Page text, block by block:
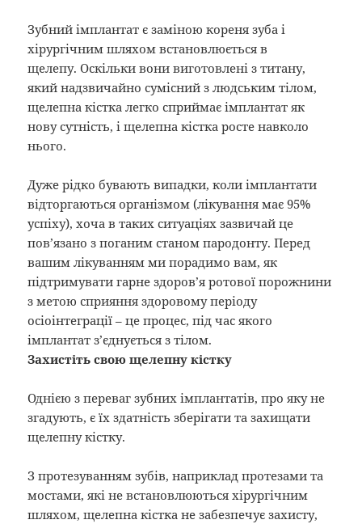
Зубний імплантат є заміною кореня зуба і
хірургічним шляхом встановлюється в
щелепу. Оскільки вони виготовлені з титану,
який надзвичайно сумісний з людським тілом,
щелепна кістка легко сприймає імплантат як
нову сутність, і щелепна кістка росте навколо
нього.
Дуже рідко бувають випадки, коли імплантати
відторгаються організмом (лікування має 95%
успіху), хоча в таких ситуаціях зазвичай це
пов’язано з поганим станом пародонту. Перед
вашим лікуванням ми порадимо вам, як
підтримувати гарне здоров’я ротової порожнини
з метою сприяння здоровому періоду
осіоінтеграції – це процес, під час якого
імплантат з’єднується з тілом.
Захистіть свою щелепну кістку
Однією з переваг зубних імплантатів, про яку не
згадують, є їх здатність зберігати та захищати
щелепну кістку.
З протезуванням зубів, наприклад протезами та
мостами, які не встановлюються хірургічним
шляхом, щелепна кістка не забезпечує захисту,